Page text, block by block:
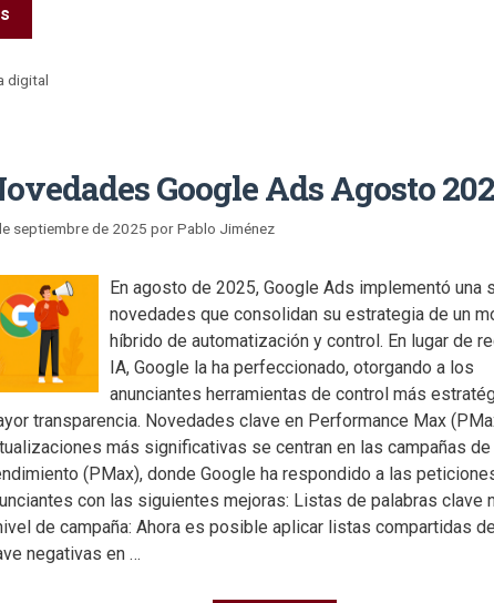
digital
Google Ads Agosto
septiembre de 2025 porPablo Jiménez
En agosto de 2025, Google Ads implementó una
novedades que consolidan su estrategia de un
híbrido de automatización y control. En lugar de
IA, Google la ha perfeccionado, otorgando a los
anunciantes herramientas de control más
transparencia. Novedades clave en Performance Max
más significativas se centran en las campañas
(PMax), donde Google ha respondido a las
con las siguientes mejoras: Listas de palabras clave
de campaña: Ahora es posible aplicar listas compartidas
negativas en …